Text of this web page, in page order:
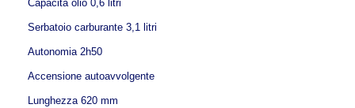
Capacità olio 0,6 litri
Serbatoio carburante 3,1 litri
Autonomia 2h50
Accensione autoavvolgente
Lunghezza 620 mm